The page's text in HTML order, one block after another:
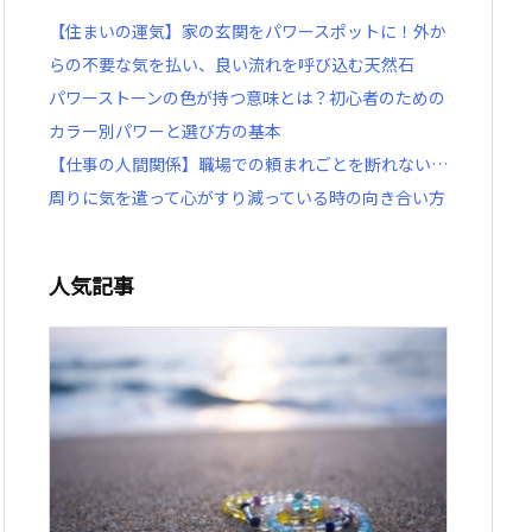
【住まいの運気】家の玄関をパワースポットに！外か
らの不要な気を払い、良い流れを呼び込む天然石
パワーストーンの色が持つ意味とは？初心者のための
カラー別パワーと選び方の基本
【仕事の人間関係】職場での頼まれごとを断れない…
周りに気を遣って心がすり減っている時の向き合い方
人気記事